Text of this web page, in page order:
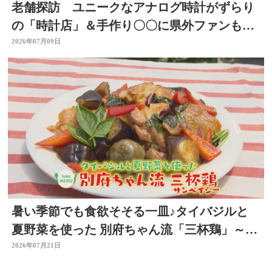
老舗探訪 ユニークなアナログ時計がずらり
の「時計店」＆手作り〇〇に県外ファンもい
る「酒店」 大分
2026年07月09日
暑い季節でも食欲そそる一皿♪タイバジルと
夏野菜を使った 別府ちゃん流「三杯鶏」～開
店！キッチン別府ちゃん～
2026年07月21日